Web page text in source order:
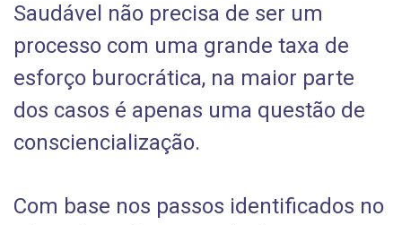
Saudável não precisa de ser um
processo com uma grande taxa de
esforço burocrática, na maior parte
dos casos é apenas uma questão de
consciencialização.
Com base nos passos identificados no